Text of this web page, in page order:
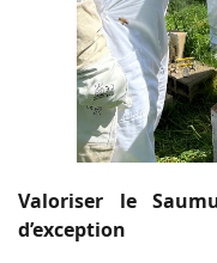
Valoriser le
d’exception